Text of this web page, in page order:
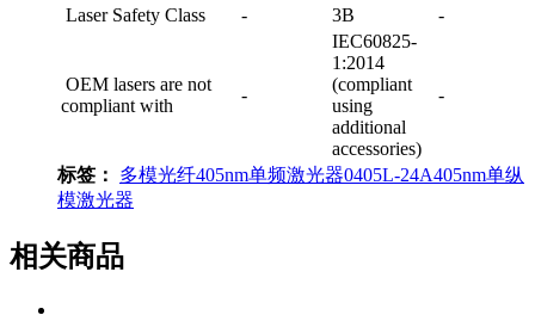
Laser Safety Class - 3B -
OEM lasers are not
compliant with
-
IEC60825-
1:2014
(compliant
using
additional
accessories)
-
标签： 多模光纤405nm单频激光器0405L-24A405nm单纵
模激光器
相关商品